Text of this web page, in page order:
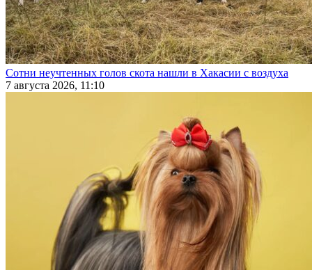
Сотни неучтенных голов скота нашли в Хакасии с воздуха
7 августа 2026, 11:10